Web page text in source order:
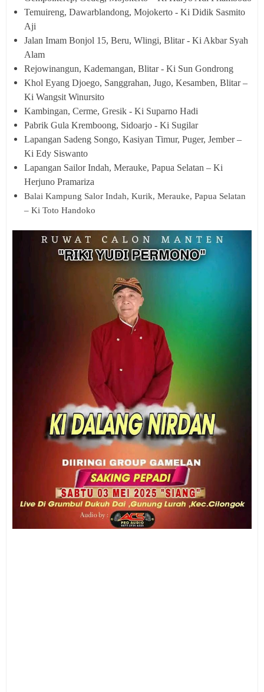
Temuireng, Dawarblandong, Mojokerto - Ki Didik Sasmito
Aji
Jalan Imam Bonjol 15, Beru, Wlingi, Blitar - Ki Akbar Syah
Alam
Rejowinangun, Kademangan, Blitar - Ki Sun Gondrong
Khol Eyang Djoego, Sanggrahan, Jugo, Kesamben, Blitar –
Ki Wangsit Winursito
Kambingan, Cerme, Gresik - Ki Suparno Hadi
Pabrik Gula Kremboong, Sidoarjo - Ki Sugilar
Lapangan Sadeng Songo, Kasiyan Timur, Puger, Jember –
Ki Edy Siswanto
Lapangan Sailor Indah, Merauke, Papua Selatan – Ki
Herjuno Pramariza
Balai Kampung Salor Indah, Kurik, Merauke, Papua Selatan
– Ki Toto Handoko